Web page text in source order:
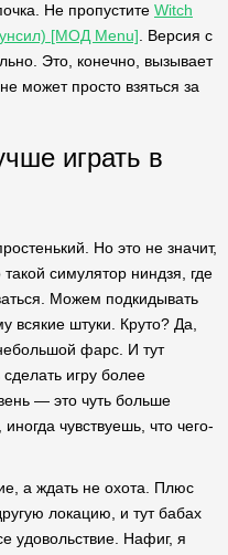
Не пропустите Witch
[МОД Menu] . Версия с
Это, конечно, вызывает
может просто взяться за
играть в
Но это не значит,
симулятор ниндзя, где
Можем подкидывать
всякие штуки. Круто? Да,
фарс. И тут
игру более
— это чуть больше
чувствуешь, что чего-
а ждать не охота. Плюс
локацию, и тут бабах
удовольствие. Нафиг, я